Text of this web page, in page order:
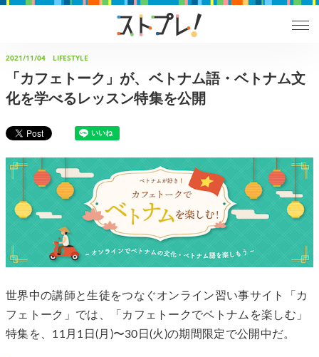
2021/11/04 LIFESTYLE
「カフェトーク」が、ベトナム語・ベトナム文
化を学べるレッスン特集を公開
世界中の講師と生徒をつなぐオンライン習い事サイト「カ
フェトーク」では、「カフェトークでベトナムを楽しむ」
特集を、11月1日(月)〜30日(火)の期間限定で公開中だ。